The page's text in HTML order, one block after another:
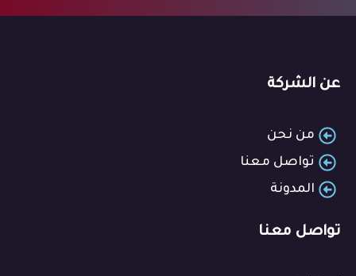
عن الشركة
من نحن
تواصل معنا
المدونة
تواصل معنا